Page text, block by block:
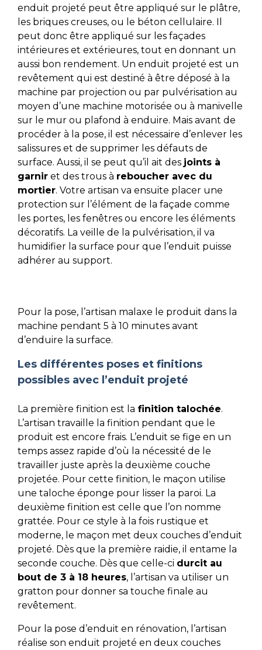
enduit projeté peut être appliqué sur le plâtre,
les briques creuses, ou le béton cellulaire. Il
peut donc être appliqué sur les façades
intérieures et extérieures, tout en donnant un
aussi bon rendement. Un enduit projeté est un
revêtement qui est destiné à être déposé à la
machine par projection ou par pulvérisation au
moyen d’une machine motorisée ou à manivelle
sur le mur ou plafond à enduire. Mais avant de
procéder à la pose, il est nécessaire d’enlever les
salissures et de supprimer les défauts de
surface. Aussi, il se peut qu’il ait des joints à
garniret des trous à reboucher avec du
mortier. Votre artisan va ensuite placer une
protection sur l’élément de la façade comme
les portes, les fenêtres ou encore les éléments
décoratifs. La veille de la pulvérisation, il va
humidifier la surface pour que l’enduit puisse
adhérer au support.
Pour la pose, l’artisan malaxe le produit dans la
machine pendant 5 à 10 minutes avant
d’enduire la surface.
Les différentes poses et finitions
possibles avec l’enduit projeté
La première finition est la finition talochée.
L’artisan travaille la finition pendant que le
produit est encore frais. L’enduit se fige en un
temps assez rapide d’où la nécessité de le
travailler juste après la deuxième couche
projetée. Pour cette finition, le maçon utilise
une taloche éponge pour lisser la paroi. La
deuxième finition est celle que l’on nomme
grattée. Pour ce style à la fois rustique et
moderne, le maçon met deux couches d’enduit
projeté. Dès que la première raidie, il entame la
seconde couche. Dès que celle-ci durcit au
bout de 3 à 18 heures, l’artisan va utiliser un
gratton pour donner sa touche finale au
revêtement.
Pour la pose d’enduit en rénovation, l’artisan
réalise son enduit projeté en deux couches